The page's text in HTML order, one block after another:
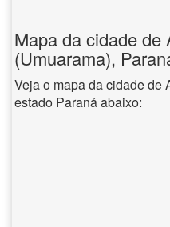
Mapa da cidade de
(Umuarama),
Veja o mapa da cidade de
estado Paraná abaixo: